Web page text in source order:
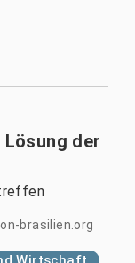
Lösung der
brasilien.org